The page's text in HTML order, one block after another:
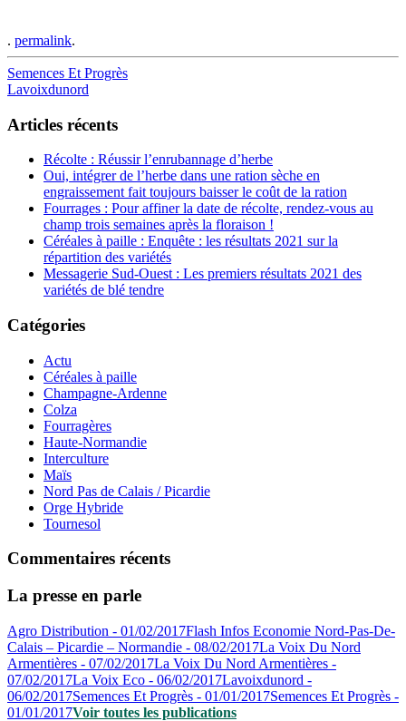
. permalink.
Post
navigation
Semences Et Progrès
Lavoixdunord
Articles récents
Récolte : Réussir l’enrubannage d’herbe
Oui, intégrer de l’herbe dans une ration sèche en
engraissement fait toujours baisser le coût de la ration
Fourrages : Pour affiner la date de récolte, rendez-vous au
champ trois semaines après la floraison !
Céréales à paille : Enquête : les résultats 2021 sur la
répartition des variétés
Messagerie Sud-Ouest : Les premiers résultats 2021 des
variétés de blé tendre
Catégories
Actu
Céréales à paille
Champagne-Ardenne
Colza
Fourragères
Haute-Normandie
Interculture
Maïs
Nord Pas de Calais / Picardie
Orge Hybride
Tournesol
Commentaires récents
La presse en parle
Agro Distribution - 01/02/2017Flash Infos Economie Nord-Pas-De-
Calais – Picardie – Normandie - 08/02/2017La Voix Du Nord
Armentières - 07/02/2017La Voix Du Nord Armentières -
07/02/2017La Voix Eco - 06/02/2017Lavoixdunord -
06/02/2017Semences Et Progrès - 01/01/2017Semences Et Progrès -
01/01/2017Voir toutes les publications